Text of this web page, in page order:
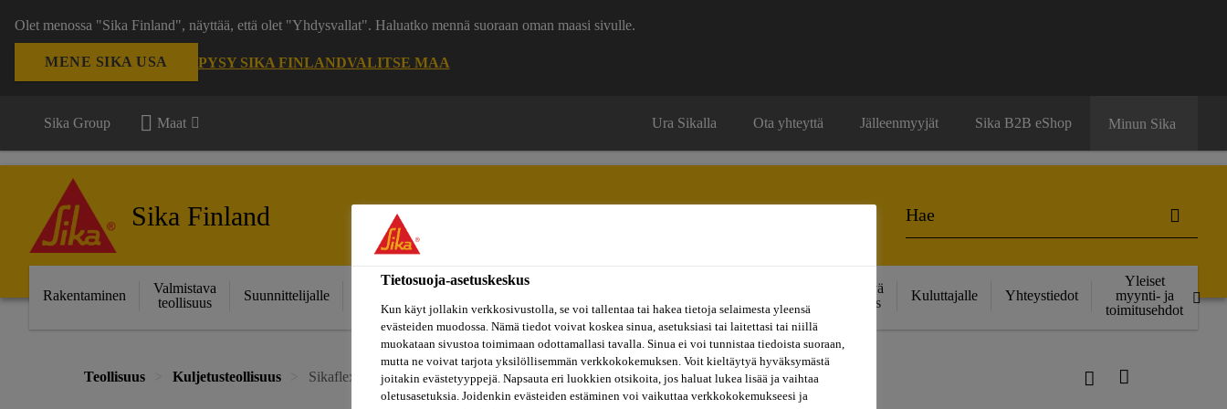
Olet menossa "Sika Finland", näyttää, että olet "Yhdysvallat". Haluatko mennä suoraan oman maasi sivulle.
MENE SIKA USA PYSY SIKA FINLANDVALITSE MAA
Sika Group Maat Ura Sikalla Ota yhteyttä Jälleenmyyjät Sika B2B eShop Minun Sika
Sika Finland
Rakentaminen
Valmistava
teollisuus
Suunnittelijalle
Ratkaisut
projekteihin
konseptit
meistä
Kestävä
kehitys
Kuluttajalle Yhteystiedot
Yleiset
myynti- ja
toimitusehdot
Teollisuus Kuljetusteollisuus Sikaflex®-265
Tietosuoja-asetuskeskus
Kun käyt jollakin verkkosivustolla, se voi tallentaa tai hakea tietoja selaimesta yleensä
evästeiden muodossa. Nämä tiedot voivat koskea sinua, asetuksiasi tai laitettasi tai niillä
muokataan sivustoa toimimaan odottamallasi tavalla. Sinua ei voi tunnistaa tiedoista suoraan,
mutta ne voivat tarjota yksilöllisemmän verkkokokemuksen. Voit kieltäytyä hyväksymästä
joitakin evästetyyppejä. Napsauta eri luokkien otsikoita, jos haluat lukea lisää ja vaihtaa
oletusasetuksia. Joidenkin evästeiden estäminen voi vaikuttaa verkkokokemukseesi ja